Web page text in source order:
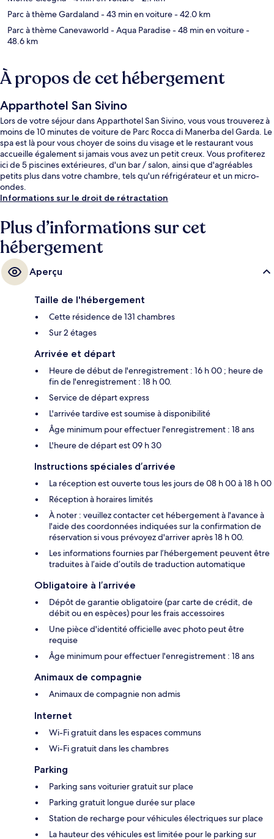
Parc à thème Gardaland - 43 min en voiture- 42.0 km
Parc à thème Canevaworld - Aqua Paradise- 48 min en voiture-
48.6 km
À propos de cet hébergement
Apparthotel San Sivino
Lors de votre séjour dans Apparthotel San Sivino, vous vous trouverez à
moins de 10 minutes de voiture de Parc Rocca di Manerba del Garda. Le
spa est là pour vous choyer de soins du visage et le restaurant vous
accueille également si jamais vous avez un petit creux. Vous profiterez
ici de 5 piscines extérieures, d'un bar / salon, ainsi que d'agréables
petits plus dans votre chambre, tels qu'un réfrigérateur et un micro-
ondes.
Informations sur le droit de rétractation
Plus d’informations sur cet
hébergement
Aperçu
Taille de l'hébergement
Cette résidence de 131 chambres
Sur 2 étages
Arrivée et départ
Heure de début de l'enregistrement : 16 h 00 ; heure de
fin de l'enregistrement : 18 h 00.
Service de départ express
L'arrivée tardive est soumise à disponibilité
Âge minimum pour effectuer l'enregistrement : 18 ans
L'heure de départ est 09 h 30
Instructions spéciales d’arrivée
La réception est ouverte tous les jours de 08 h 00 à 18 h 00
Réception à horaires limités
À noter : veuillez contacter cet hébergement à l'avance à
l'aide des coordonnées indiquées sur la confirmation de
réservation si vous prévoyez d'arriver après 18 h 00.
Les informations fournies par l’hébergement peuvent être
traduites à l’aide d’outils de traduction automatique
Obligatoire à l’arrivée
Dépôt de garantie obligatoire (par carte de crédit, de
débit ou en espèces) pour les frais accessoires
Une pièce d'identité officielle avec photo peut être
requise
Âge minimum pour effectuer l'enregistrement : 18 ans
Animaux de compagnie
Animaux de compagnie non admis
Internet
Wi-Fi gratuit dans les espaces communs
Wi-Fi gratuit dans les chambres
Parking
Parking sans voiturier gratuit sur place
Parking gratuit longue durée sur place
Station de recharge pour véhicules électriques sur place
La hauteur des véhicules est limitée pour le parking sur